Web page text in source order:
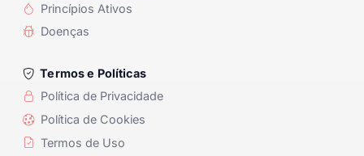
Princípios Ativos
Doenças
Termos e Políticas
Política de Privacidade
Política de Cookies
Termos de Uso